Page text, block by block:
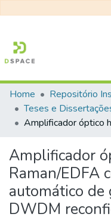
Communities &
All of DSpace
Statistics
Home
Amplificador
Raman/EDFA
automático de
DWDM